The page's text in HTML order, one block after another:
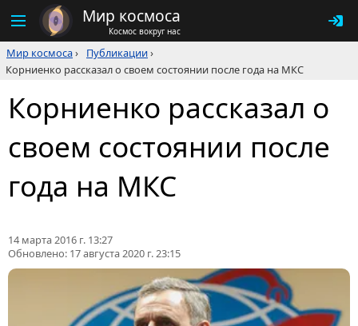
Мир космоса
Космос вокруг нас
Мир космоса› Публикации›
Корниенко рассказал о своем состоянии после года на МКС
Корниенко рассказал о
своем состоянии после
года на МКС
14 марта 2016 г. 13:27
Обновлено: 17 августа 2020 г. 23:15